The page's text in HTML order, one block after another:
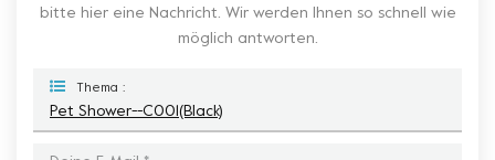
bitte hier eine Nachricht. Wir werden Ihnen so schnell wie
möglich antworten.
Thema :
Pet Shower--C001(black)